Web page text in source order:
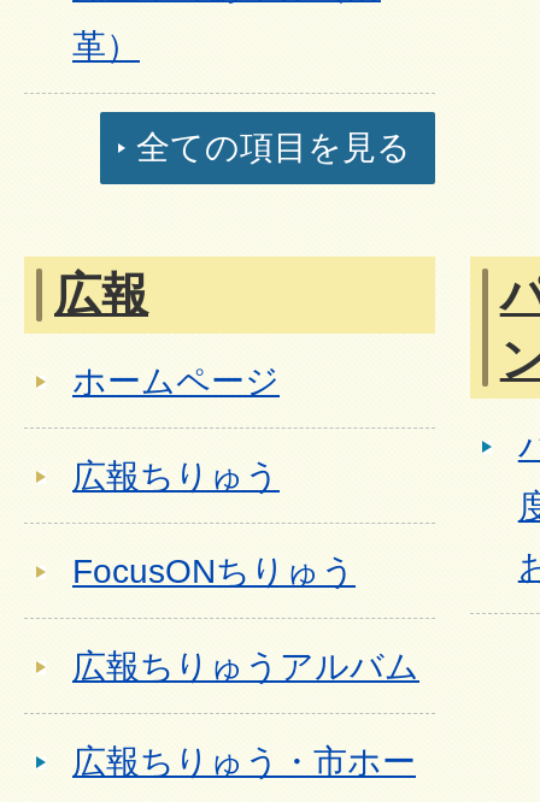
革）
全ての項目を見る
広報
ホームページ
広報ちりゅう
FocusONちりゅう
広報ちりゅうアルバム
広報ちりゅう・市ホー